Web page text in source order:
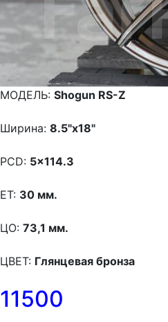
МОДЕЛЬ: Shogun RS-Z
Ширина: 8.5"x18"
PCD: 5x114.3
ET: 30 мм.
ЦО: 73,1 мм.
ЦВЕТ: Глянцевая бронза
11500